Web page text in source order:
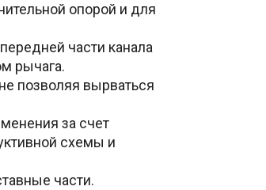
опорой и для
части канала
рычага.
позволяя вырваться
за счет
схемы и
части.